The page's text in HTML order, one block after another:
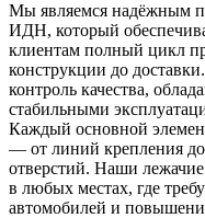
Мы являемся надёжным
ИДН, который
клиентам полный цикл
конструкции до
контроль качества,
стабильными
Каждый основной
— от линий крепления
отверстий. Наши
в любых местах, где
автомобилей и